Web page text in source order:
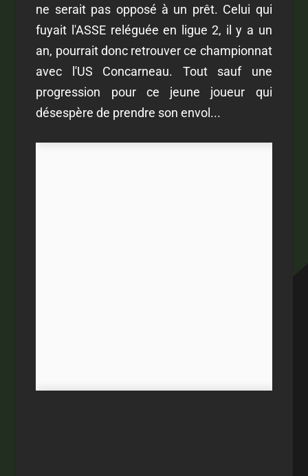
ne serait pas opposé à un prêt. Celui qui
fuyait l'ASSE reléguée en ligue 2, il y a un
an, pourrait donc retrouver ce championnat
avec l'US Concarneau. Tout sauf une
progression pour ce jeune joueur qui
désespère de prendre son envol...